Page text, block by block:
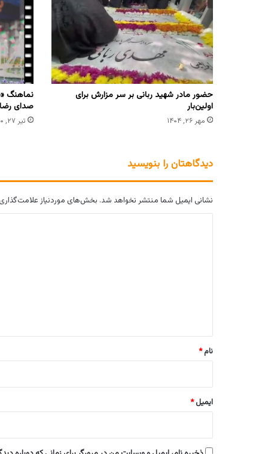
حضور مادر شهید ربانی بر سر مزارش برای
اولین‌بار
مهر ۲۶, ۱۴۰۴
نماهنگ
صدای
تیر ۲۷, ۱۴۰۰
دیدگاهتان را بنویسید
نشانی ایمیل شما منتشر نخواهد شد. بخش‌های موردنیاز
نام*
ایمیل*